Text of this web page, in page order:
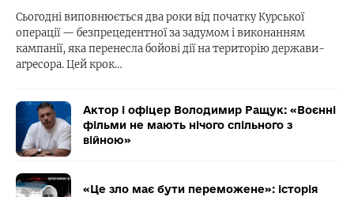
Сьогодні виповнюється два роки від початку Курської
операції — безпрецедентної за задумом і виконанням
кампанії, яка перенесла бойові дії на територію держави-
агресора. Цей крок…
Актор і офіцер Володимир Ращук: «Воєнні
фільми не мають нічого спільного з
війною»
«Це зло має бути переможене»: історія